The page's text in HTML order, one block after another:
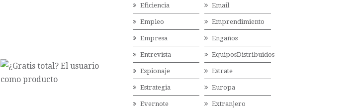
Eficiencia Email
Empleo Emprendimiento
Empresa Engaños
Entrevista EquiposDistribuidos
Espionaje Estrate
Estrategia Europa
Evernote Extranjero